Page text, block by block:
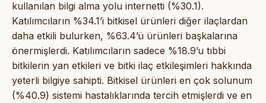
kullanılan bilgi alma yolu internetti (%30.1).
Katılımcıların %34.1’i bitkisel ürünleri diğer ilaçlardan
daha etkili bulurken, %63.4’ü ürünleri başkalarına
önermişlerdi. Katılımcıların sadece %18.9’u tıbbi
bitkilerin yan etkileri ve bitki ilaç etkileşimleri hakkında
yeterli bilgiye sahipti. Bitkisel ürünleri en çok solunum
(%40.9) sistemi hastalıklarında tercih etmişlerdi ve en